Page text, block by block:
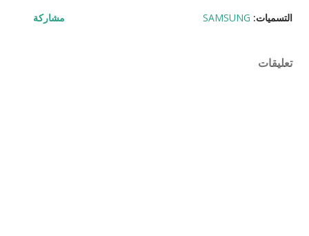
التسميات: SAMSUNG مشاركة
تعليقات